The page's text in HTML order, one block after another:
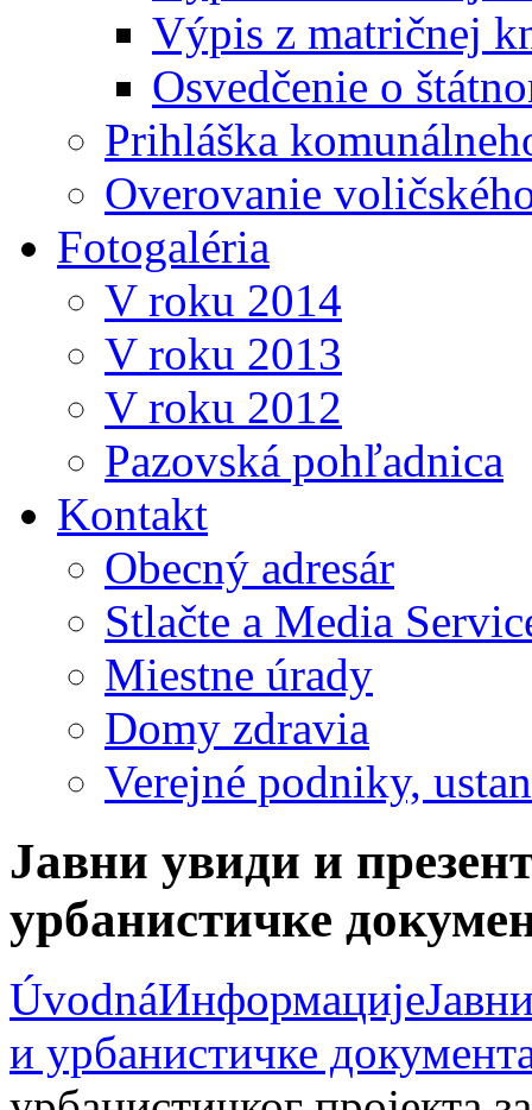
Výpis z matričnej
Osvedčenie o
Prihláška
Overovanie
Fotogaléria
V roku 2014
V roku 2013
V roku 2012
Pazovská pohľadnica
Kontakt
Obecný adresár
Stlačte a Media
Miestne úrady
Domy zdravia
Verejné podniky,
Јавни увиди и
урбанистичке
ÚvodnáИнформације
и урбанистичке